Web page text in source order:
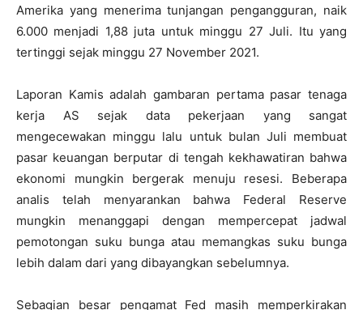
Amerika yang menerima tunjangan pengangguran, naik
6.000 menjadi 1,88 juta untuk minggu 27 Juli. Itu yang
tertinggi sejak minggu 27 November 2021.
Laporan Kamis adalah gambaran pertama pasar tenaga
kerja AS sejak data pekerjaan yang sangat
mengecewakan minggu lalu untuk bulan Juli membuat
pasar keuangan berputar di tengah kekhawatiran bahwa
ekonomi mungkin bergerak menuju resesi. Beberapa
analis telah menyarankan bahwa Federal Reserve
mungkin menanggapi dengan mempercepat jadwal
pemotongan suku bunga atau memangkas suku bunga
lebih dalam dari yang dibayangkan sebelumnya.
Sebagian besar pengamat Fed masih memperkirakan